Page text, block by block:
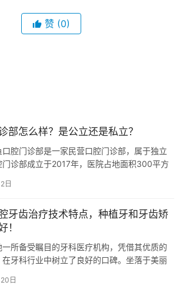
赞 (0)
部怎么样？是公立还是私立？
腔门诊部是一家民营口腔门诊部，属于独立
诊部成立于2017年，医院占地面积300平方
日
牙齿治疗技术特点，种植牙和牙齿矫
！
所备受瞩目的牙科医疗机构，凭借其优质的
牙科行业中树立了良好的口碑。坐落于美丽
日